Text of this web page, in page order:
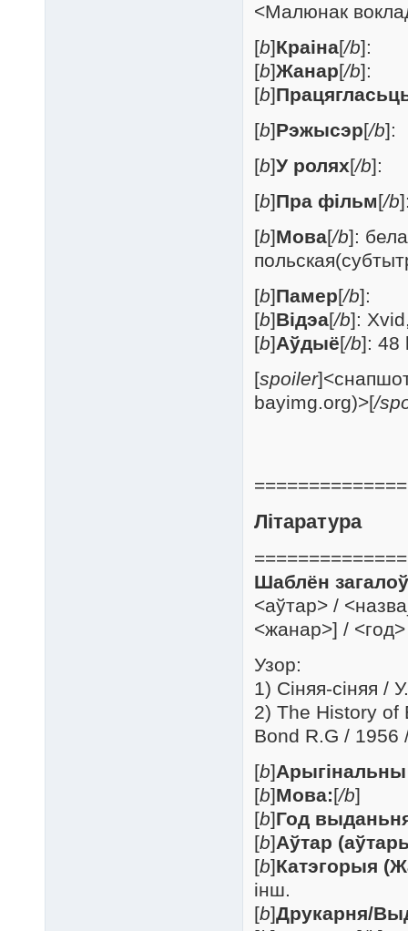
<Малюнак
[b]Краіна[/b]:
[b]Жанар[/b]:
[b]
[b]Рэжысэр[/b]:
[b]У ролях[/b]:
[b]Пра фільм[/b
[b]Мова[/b]:
[b]Памер[/b]:
[b]Відэа[/b]:
[b]Аўдыё[/b]: 48
[spoiler
bayimg.org)>[/
Літаратура
Шаблён
<аўтар> /
<жанар>] /
Узор:
1) Сіняя-сіняя /
2) The History of
Bond R.G / 1956
[b]Арыгінальны
[b]Мова:[/b]
[b]Год
[b]Аўтар
[b]Катэгорыя
інш.
[b]Друкарня/